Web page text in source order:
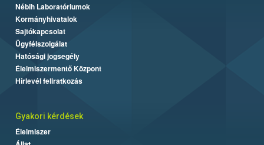
Nébih Laboratóriumok
Kormányhivatalok
Sajtókapcsolat
Ügyfélszolgálat
Hatósági jogsegély
Élelmiszermentő Központ
Hírlevél feliratkozás
Gyakori kérdések
Élelmiszer